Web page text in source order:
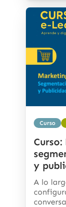
Curso
y
A lo